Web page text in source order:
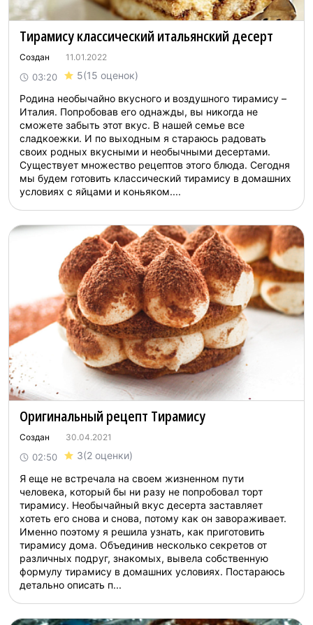
Тирамису классический итальянский десерт
Создан 11.01.2022
03:20 5(15 оценок)
Родина необычайно вкусного и воздушного тирамису –
Италия. Попробовав его однажды, вы никогда не
сможете забыть этот вкус. В нашей семье все
сладкоежки. И по выходным я стараюсь радовать
своих родных вкусными и необычными десертами.
Существует множество рецептов этого блюда. Сегодня
мы будем готовить классический тирамису в домашних
условиях с яйцами и коньяком....
Оригинальный рецепт Тирамису
Создан 30.04.2021
02:50 3(2 оценки)
Я еще не встречала на своем жизненном пути
человека, который бы ни разу не попробовал торт
тирамису. Необычайный вкус десерта заставляет
хотеть его снова и снова, потому как он завораживает.
Именно поэтому я решила узнать, как приготовить
тирамису дома. Объединив несколько секретов от
различных подруг, знакомых, вывела собственную
формулу тирамису в домашних условиях. Постараюсь
детально описать п...